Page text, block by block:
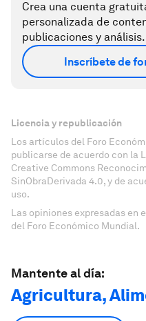
Crea una cuenta
personalizada de
publicaciones y análisis.
Inscríbete de
Licencia y republicación
Los artículos del Foro
publicarse de acuerdo con la
Creative Commons
SinObraDerivada 4.0, y de
uso.
Las opiniones expresadas en
del Foro Económico Mundial.
Mantente al día:
Agricultura,